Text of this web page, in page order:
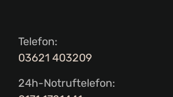
Telefon:
03621 403209
24h-Notruftelefon: